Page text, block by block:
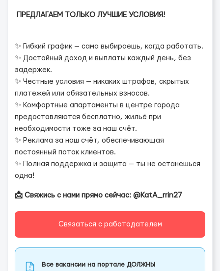
ПРЕДЛАГАЕМ ТОЛЬКО ЛУЧШИЕ УСЛОВИЯ!
✨ Гибкий график — сама выбираешь, когда работать.
✨ Достойный доход и выплаты каждый день, без
задержек.
✨ Честные условия — никаких штрафов, скрытых
платежей или обязательных взносов.
✨ Комфортные апартаменты в центре города
предоставляются бесплатно, жильё при
необходимости тоже за наш счёт.
✨ Реклама за наш счёт, обеспечивающая
постоянный поток клиентов.
✨ Полная поддержка и защита — ты не останешься
одна!
📩 Свяжись с нами прямо сейчас: @KatA_rrin27
Связаться с работодателем
Все вакансии на портале ДОЛЖНЫ